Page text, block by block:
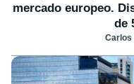
mercado europeo.
de
Carlos